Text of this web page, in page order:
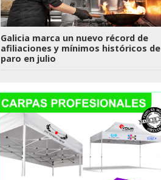
Galicia marca un nuevo récord de
afiliaciones y mínimos históricos de
paro en julio